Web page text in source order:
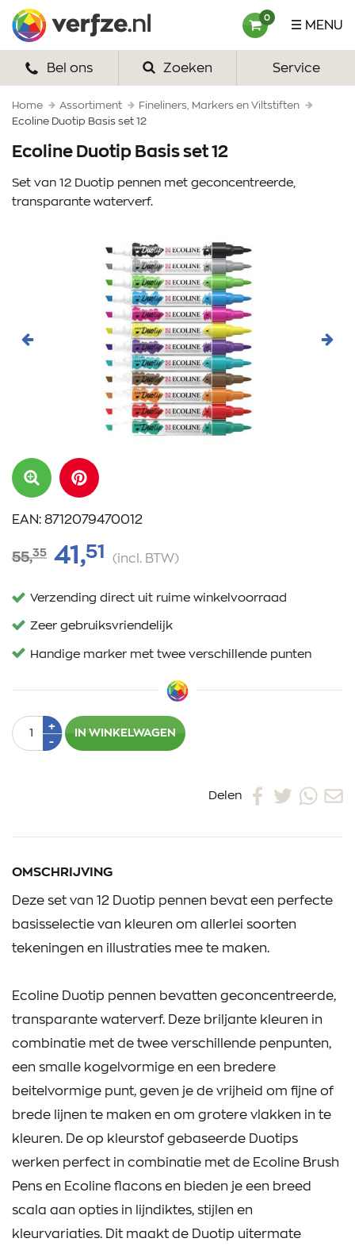
naar
content
MENU
0
HOME
VERF
VERFSETS
TEKENEN
Bel ons Zoeken Service
Home Assortiment
Fineliners, Markers en Viltstiften
Ecoline Duotip Basis set 12
Ecoline Duotip Basis set 12
Set van 12 Duotip pennen met geconcentreerde,
transparante waterverf.
Vorige
EAN: 8712079470012
55,35 41,51 (incl. BTW)
Verzending direct uit ruime winkelvoorraad
Zeer gebruiksvriendelijk
Handige marker met twee verschillende punten
Aantal+Plus
-Min
IN WINKELWAGEN
Delen
OMSCHRIJVING
Deze set van 12 Duotip pennen bevat een perfecte
basisselectie van kleuren om allerlei soorten
tekeningen en illustraties mee te maken.
Ecoline Duotip pennen bevatten geconcentreerde,
transparante waterverf. Deze briljante kleuren in
combinatie met de twee verschillende penpunten,
een smalle kogelvormige en een bredere
beitelvormige punt, geven je de vrijheid om fijne of
brede lijnen te maken en om grotere vlakken in te
kleuren. De op kleurstof gebaseerde Duotips
werken perfect in combinatie met de Ecoline Brush
Pens en Ecoline flacons en bieden je een breed
scala aan opties in lijndiktes, stijlen en
kleurvariaties. Dit maakt de Duotip uitermate